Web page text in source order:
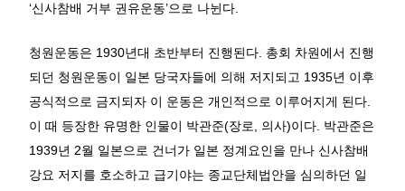
‘신사참배 거부 권유운동’으로 나뉜다.
청원운동은 1930년대 초반부터 진행된다. 총회 차원에서 진행
되던 청원운동이 일본 당국자들에 의해 저지되고 1935년 이후
공식적으로 금지되자 이 운동은 개인적으로 이루어지게 된다.
이 때 등장한 유명한 인물이 박관준(장로, 의사)이다. 박관준은
1939년 2월 일본으로 건너가 일본 정계요인을 만나 신사참배
강요 저지를 호소하고 급기야는 종교단체법안을 심의하던 일